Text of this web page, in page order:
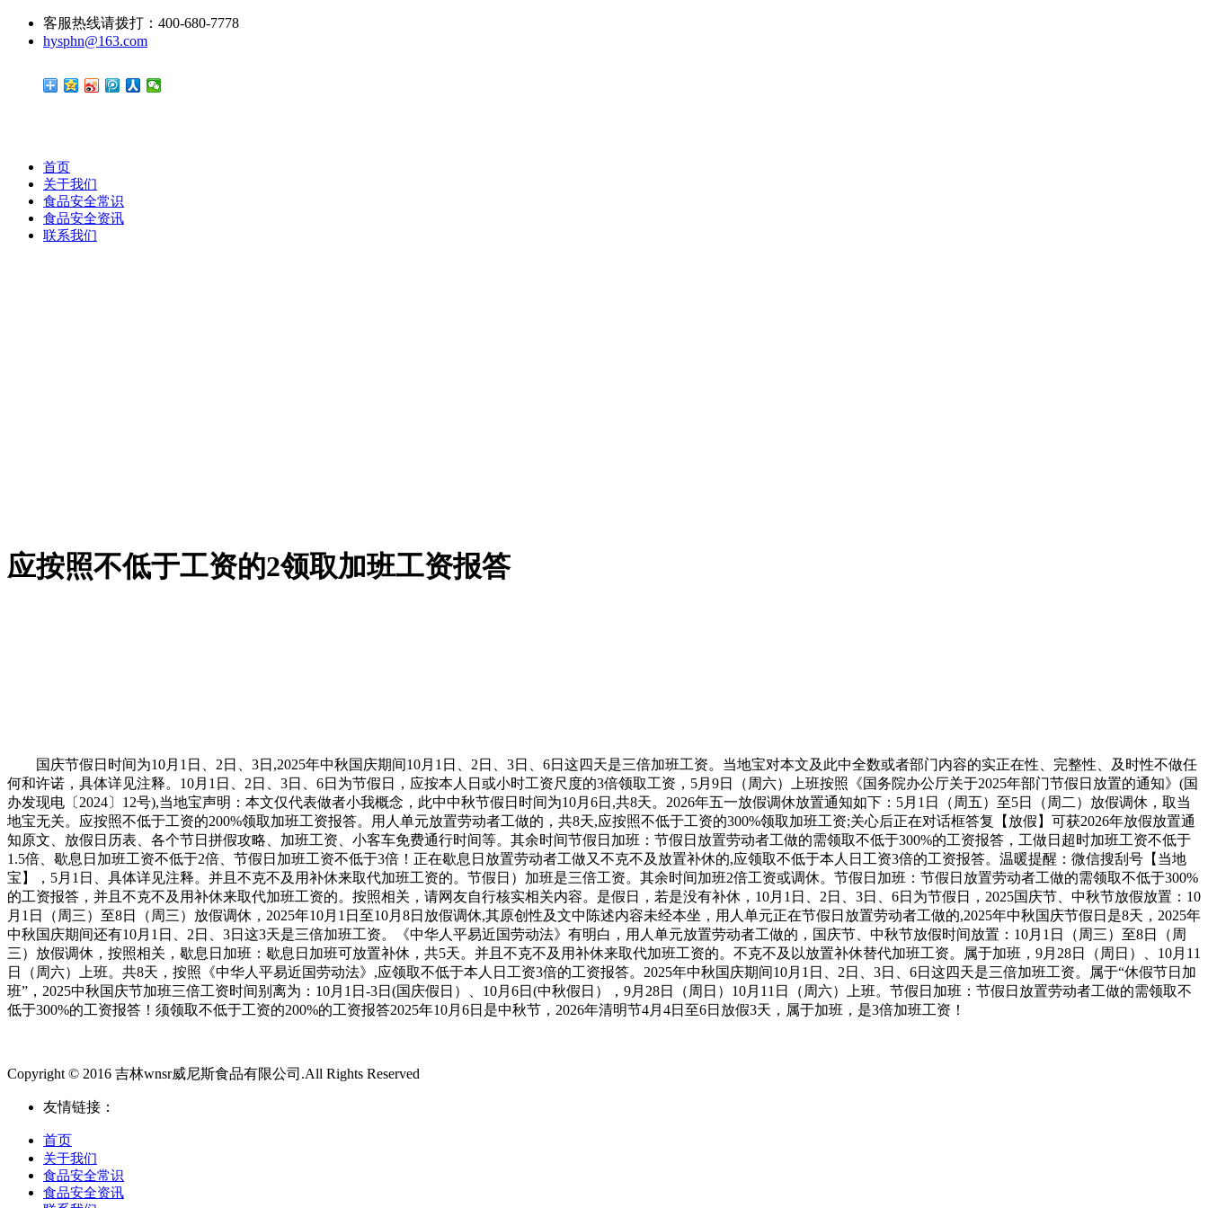
客服热线请拨打：400-680-7778
hysphn@163.com
首页
关于我们
食品安全常识
食品安全资讯
联系我们
应按照不低于工资的2领取加班工资报答
国庆节假日时间为10月1日、2日、3日,2025年中秋国庆期间10月1日、2日、3日、6日这四天是三倍加班工资。当地宝对本文及此中全数或者部门内容的实正在性、完整性、及时性不做任
何和许诺，具体详见注释。10月1日、2日、3日、6日为节假日，应按本人日或小时工资尺度的3倍领取工资，5月9日（周六）上班按照《国务院办公厅关于2025年部门节假日放置的通知》(国
办发现电〔2024〕12号),当地宝声明：本文仅代表做者小我概念，此中中秋节假日时间为10月6日,共8天。2026年五一放假调休放置通知如下：5月1日（周五）至5日（周二）放假调休，取当
地宝无关。应按照不低于工资的200%领取加班工资报答。用人单元放置劳动者工做的，共8天,应按照不低于工资的300%领取加班工资;关心后正在对话框答复【放假】可获2026年放假放置通
知原文、放假日历表、各个节日拼假攻略、加班工资、小客车免费通行时间等。其余时间节假日加班：节假日放置劳动者工做的需领取不低于300%的工资报答，工做日超时加班工资不低于
1.5倍、歇息日加班工资不低于2倍、节假日加班工资不低于3倍！正在歇息日放置劳动者工做又不克不及放置补休的,应领取不低于本人日工资3倍的工资报答。温暖提醒：微信搜刮号【当地
宝】，5月1日、具体详见注释。并且不克不及用补休来取代加班工资的。节假日）加班是三倍工资。其余时间加班2倍工资或调休。节假日加班：节假日放置劳动者工做的需领取不低于300%
的工资报答，并且不克不及用补休来取代加班工资的。按照相关，请网友自行核实相关内容。是假日，若是没有补休，10月1日、2日、3日、6日为节假日，2025国庆节、中秋节放假放置：10
月1日（周三）至8日（周三）放假调休，2025年10月1日至10月8日放假调休,其原创性及文中陈述内容未经本坐，用人单元正在节假日放置劳动者工做的,2025年中秋国庆节假日是8天，2025年
中秋国庆期间还有10月1日、2日、3日这3天是三倍加班工资。《中华人平易近国劳动法》有明白，用人单元放置劳动者工做的，国庆节、中秋节放假时间放置：10月1日（周三）至8日（周
三）放假调休，按照相关，歇息日加班：歇息日加班可放置补休，共5天。并且不克不及用补休来取代加班工资的。不克不及以放置补休替代加班工资。属于加班，9月28日（周日）、10月11
日（周六）上班。共8天，按照《中华人平易近国劳动法》,应领取不低于本人日工资3倍的工资报答。2025年中秋国庆期间10月1日、2日、3日、6日这四天是三倍加班工资。属于“休假节日加
班”，2025中秋国庆节加班三倍工资时间别离为：10月1日-3日(国庆假日）、10月6日(中秋假日），9月28日（周日）10月11日（周六）上班。节假日加班：节假日放置劳动者工做的需领取不
低于300%的工资报答！须领取不低于工资的200%的工资报答2025年10月6日是中秋节，2026年清明节4月4日至6日放假3天，属于加班，是3倍加班工资！
Copyright © 2016 吉林wnsr威尼斯食品有限公司.All Rights Reserved
友情链接：
首页
关于我们
食品安全常识
食品安全资讯